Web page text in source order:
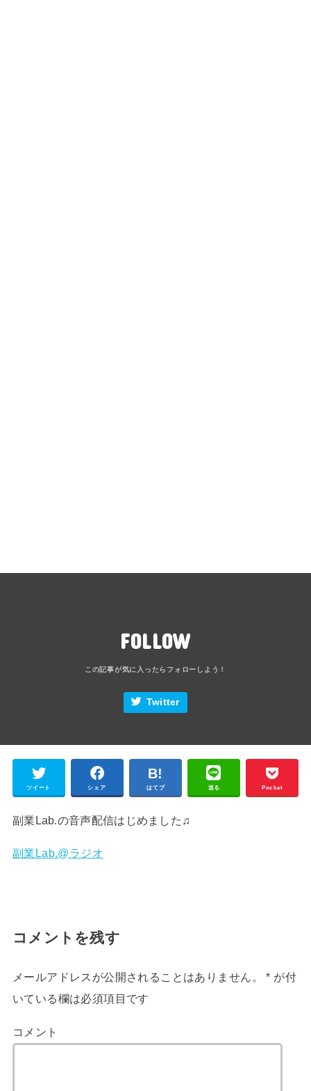
FOLLOW
Twitter
ツイート シェア はてブ 送る Pocket
副業Lab.の音声配信はじめました♫
副業Lab.@ラジオ
コメントを残す
メールアドレスが公開されることはありません。 * が付
いている欄は必須項目です
コメント